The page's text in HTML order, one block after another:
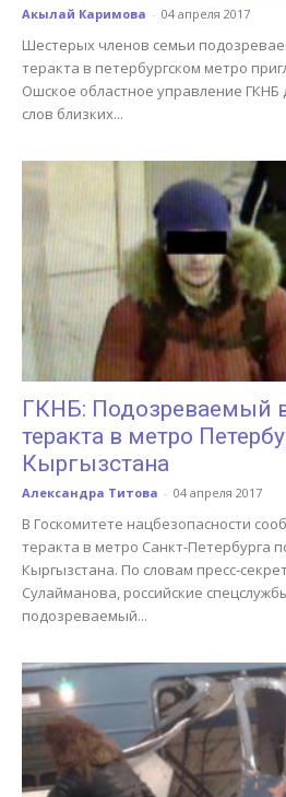
Акылай Каримова - 04 апреля 2017
Шестерых членов семьи
теракта в петербургском метро
Ошское областное управление ГКНБ
слов близких...
ГКНБ: Подозреваемый
теракта в метро
Кыргызстана
Александра Титова - 04 апреля 2017
В Госкомитете нацбезопасности
теракта в метро Санкт-Петербурга
Кыргызстана. По словам пресс-
Сулайманова, российские
подозреваемый...